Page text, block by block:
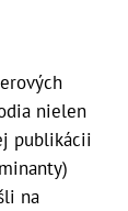
nielen
publikácii
na